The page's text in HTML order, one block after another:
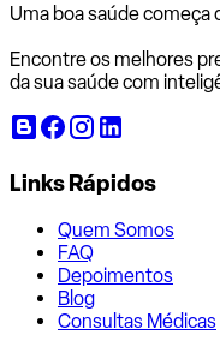
Uma boa saúde começa
Encontre os melhores
da sua saúde com
Links Rápidos
Quem Somos
FAQ
Depoimentos
Blog
Consultas Médicas